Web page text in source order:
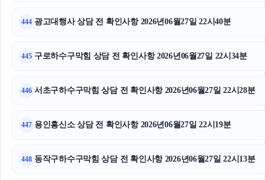
444 광고대행사 상담 전 확인사항 2026년06월27일 22시40분
445 구로하수구막힘 상담 전 확인사항 2026년06월27일 22시34분
446 서초구하수구막힘 상담 전 확인사항 2026년06월27일 22시28분
447 용인흥신소 상담 전 확인사항 2026년06월27일 22시19분
448 동작구하수구막힘 상담 전 확인사항 2026년06월27일 22시13분